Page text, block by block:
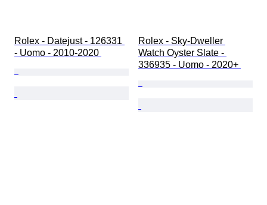
Rolex - Datejust - 126331
- Uomo - 2010-2020
Rolex - Sky-Dweller
Watch Oyster Slate -
336935 - Uomo - 2020+